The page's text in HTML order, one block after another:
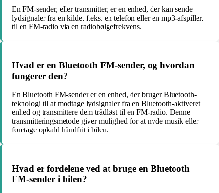
En FM-sender, eller transmitter, er en enhed, der kan sende
lydsignaler fra en kilde, f.eks. en telefon eller en mp3-afspiller,
til en FM-radio via en radiobølgefrekvens.
Hvad er en Bluetooth FM-sender, og hvordan
fungerer den?
En Bluetooth FM-sender er en enhed, der bruger Bluetooth-
teknologi til at modtage lydsignaler fra en Bluetooth-aktiveret
enhed og transmittere dem trådløst til en FM-radio. Denne
transmitteringsmetode giver mulighed for at nyde musik eller
foretage opkald håndfrit i bilen.
Hvad er fordelene ved at bruge en Bluetooth
FM-sender i bilen?